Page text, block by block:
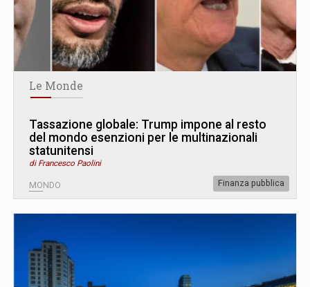
Le Monde
Tassazione globale: Trump impone al resto
del mondo esenzioni per le multinazionali
statunitensi
di Francesco Paolini
MONDO Finanza pubblica